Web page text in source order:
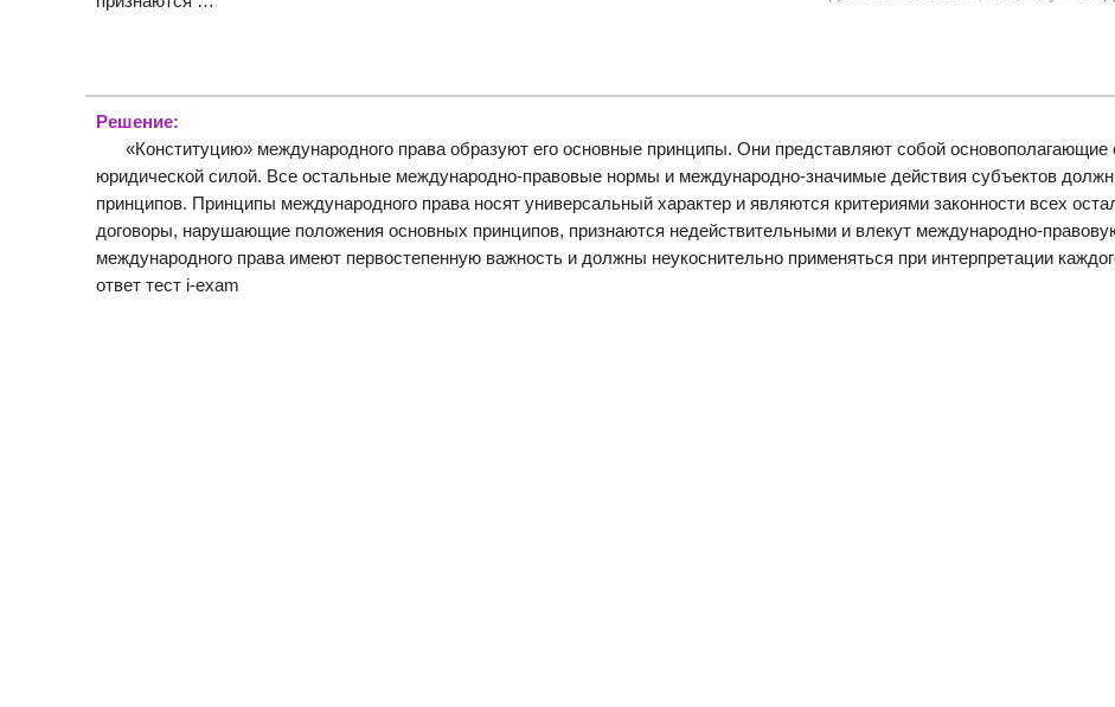
Решение:
«Конституцию» международного права образуют его основные принципы. Они представляют собой
юридической силой. Все остальные международно-правовые нормы и международно-значимые действия субъектов
принципов. Принципы международного права носят универсальный характер и являются критериями законности всех
договоры, нарушающие положения основных принципов, признаются недействительными и влекут международно-
международного права имеют первостепенную важность и должны неукоснительно применяться при интерпретации
ответ тест i-exam